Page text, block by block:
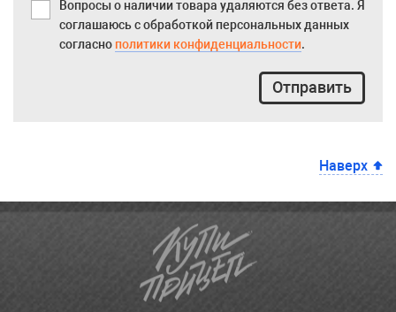
Вопросы о наличии товара удаляются без ответа. Я
соглашаюсь с обработкой персональных данных
согласно политики конфиденциальности.
Отправить
Наверх